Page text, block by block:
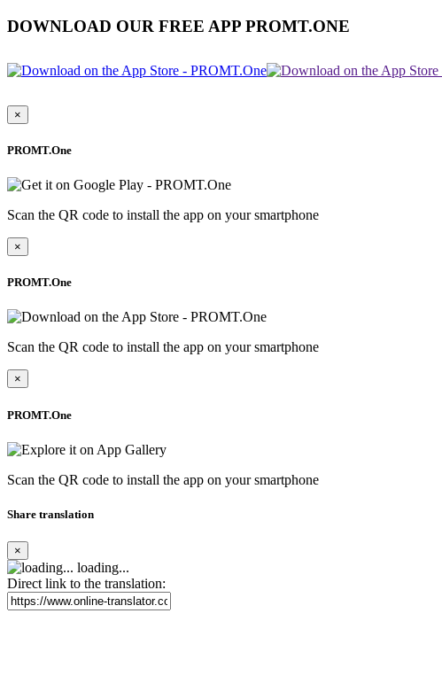
DOWNLOAD OUR FREE APP PROMT.ONE
×
PROMT.One
Scan the QR code to install the app on your smartphone
×
PROMT.One
Scan the QR code to install the app on your smartphone
×
PROMT.One
Scan the QR code to install the app on your smartphone
Share translation
×
loading...
Direct link to the translation: